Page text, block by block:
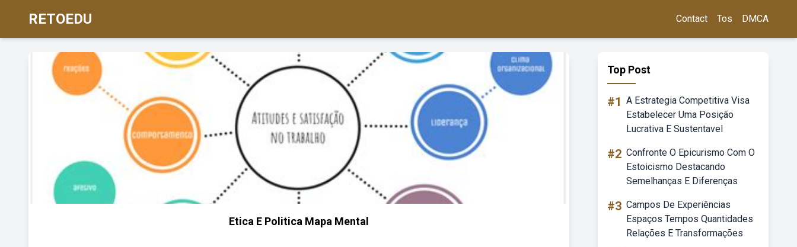
RETOEDU Contact Tos DMCA
Etica E Politica Mapa Mental
Top Post
#1 A Estrategia Competitiva Visa
Estabelecer Uma Posição
Lucrativa E Sustentavel
#2 Confronte O Epicurismo Com O
Estoicismo Destacando
Semelhanças E Diferenças
#3 Campos De Experiências
Espaços Tempos Quantidades
Relações E Transformações